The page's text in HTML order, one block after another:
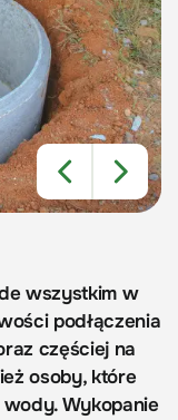
wszystkim w
podłączenia
częściej na
osoby, które
Wykopanie